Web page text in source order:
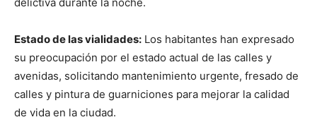
delictiva durante la noche.
Estado de las vialidades: Los habitantes han expresado
su preocupación por el estado actual de las calles y
avenidas, solicitando mantenimiento urgente, fresado de
calles y pintura de guarniciones para mejorar la calidad
de vida en la ciudad.